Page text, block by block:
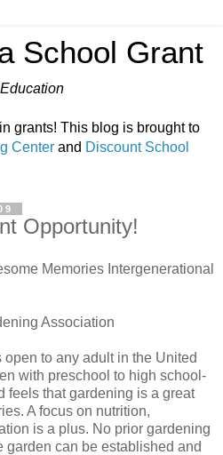
School Grant
grants! This blog is brought to
Center and Discount School
Opportunity!
Memories Intergenerational
Association
open to any adult in the United
with preschool to high school-
feels that gardening is a great
A focus on nutrition,
is a plus. No prior gardening
garden can be established and